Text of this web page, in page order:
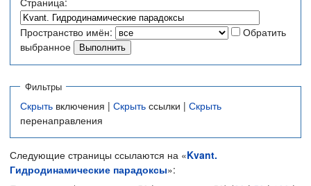
Пространство имён:
Обратить
выбранное
Фильтры
Скрыть включения | Скрыть ссылки | Скрыть
перенаправления
Следующие страницы ссылаются на «Kvant.
Гидродинамические парадоксы»: